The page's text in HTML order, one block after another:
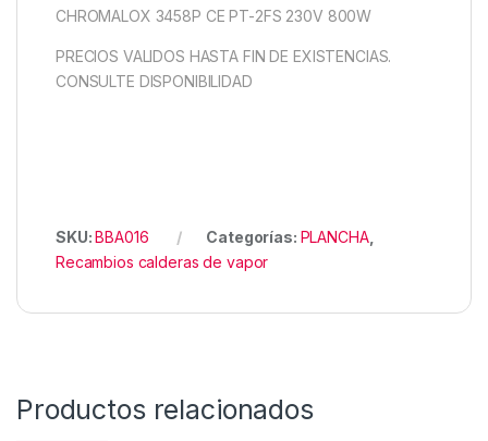
CHROMALOX 3458P CE PT-2FS 230V 800W
PRECIOS VALIDOS HASTA FIN DE EXISTENCIAS.
CONSULTE DISPONIBILIDAD
SKU:BBA016 Categorías: PLANCHA,
Recambios calderas de vapor
Productos relacionados